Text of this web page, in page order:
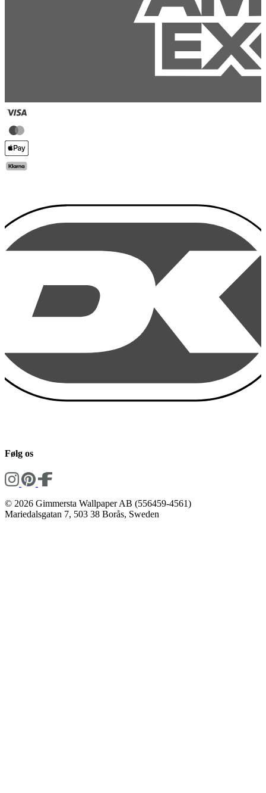
Følg os
© 2026 Gimmersta Wallpaper AB (556459-4561)
Mariedalsgatan 7, 503 38 Borås, Sweden